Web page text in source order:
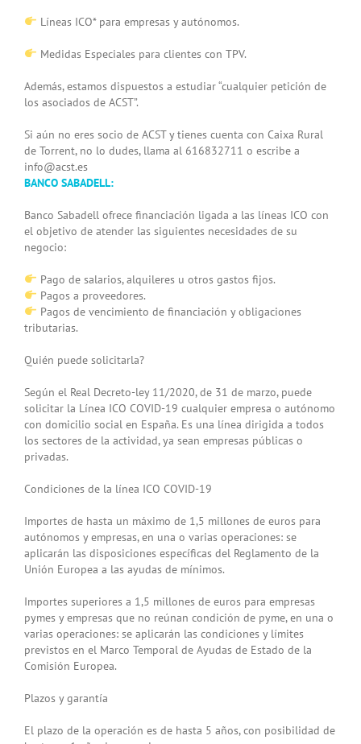
Líneas ICO* para empresas y autónomos.
Medidas Especiales para clientes con TPV.
Además, estamos dispuestos a estudiar “cualquier petición de
los asociados de ACST”.
Si aún no eres socio de ACST y tienes cuenta con Caixa Rural
de Torrent, no lo dudes, llama al 616832711 o escribe a
info@acst.es
BANCO SABADELL:
Banco Sabadell ofrece financiación ligada a las líneas ICO con
el objetivo de atender las siguientes necesidades de su
negocio:
Pago de salarios, alquileres u otros gastos fijos.
Pagos a proveedores.
Pagos de vencimiento de financiación y obligaciones
tributarias.
Quién puede solicitarla?
Según el Real Decreto-ley 11/2020, de 31 de marzo, puede
solicitar la Línea ICO COVID-19 cualquier empresa o autónomo
con domicilio social en España. Es una línea dirigida a todos
los sectores de la actividad, ya sean empresas públicas o
privadas.
Condiciones de la línea ICO COVID-19
Importes de hasta un máximo de 1,5 millones de euros para
autónomos y empresas, en una o varias operaciones: se
aplicarán las disposiciones específicas del Reglamento de la
Unión Europea a las ayudas de mínimos.
Importes superiores a 1,5 millones de euros para empresas
pymes y empresas que no reúnan condición de pyme, en una o
varias operaciones: se aplicarán las condiciones y límites
previstos en el Marco Temporal de Ayudas de Estado de la
Comisión Europea.
Plazos y garantía
El plazo de la operación es de hasta 5 años, con posibilidad de